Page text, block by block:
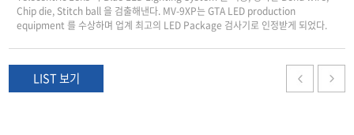
Chip die, Stitch ball 을 검출해낸다. MV-9XP는 GTA LED production
equipment 를 수상하며 업계 최고의 LED Package 검사기로 인정받게 되었다.
LIST 보기